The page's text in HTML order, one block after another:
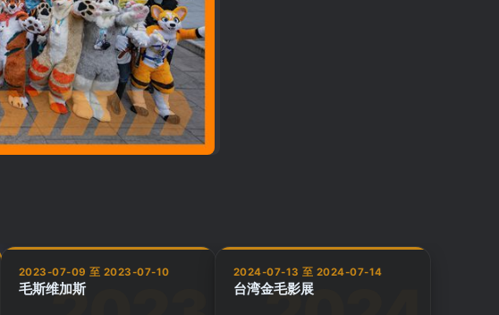
2023-07-09 至 2023-07-10
毛斯维加斯
2024-07-13 至 2024-07-14
台湾金毛影展